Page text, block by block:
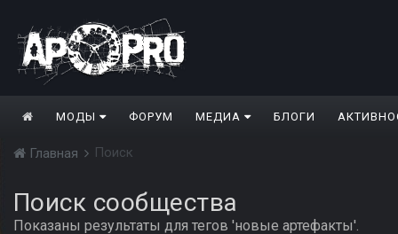
МОДЫ ФОРУМ МЕДИА БЛОГИ
Главная Поиск
Поиск сообщества
Показаны результаты для тегов 'новые артефакты'.